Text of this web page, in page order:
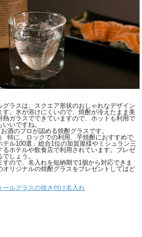
グラスは、スクエア形状のおしゃれなデザイン
す。氷が溶けにくいので、焼酎が冷えたまま美
熱ガラスでできていますので、ホットも利用で
いですね。
酒のプロが認める焼酎グラスです。
特に、ロックでの利用、芋焼酎におすすめで
ル100選」総合1位の加賀屋様やミシュラン三
るホテルや飲食店で利用されています。プレゼ
しょう。
ので、名入れを短納期で1個から対応できま
オリジナルの焼酎グラスをプレゼントしてはど
ールグラスの焼き付け名入れ